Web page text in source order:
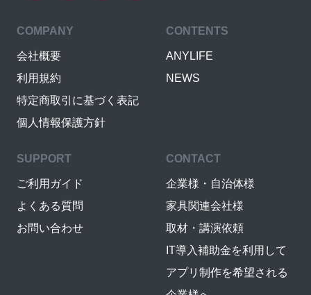
COMPANY
会社概要
利用規約
特定商取引に基づく表記
個人情報保護方針
CONTENTS
ANYLIFE
NEWS
SUPPORT
ご利用ガイド
よくある質問
お問い合わせ
CONTACT
企業様・自治体様
家具関連会社様
取材・講演依頼
IT導入補助金を利用して
アプリ制作を希望される